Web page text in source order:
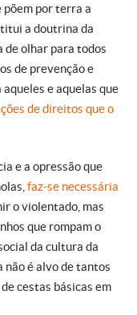
põem por terra a
a doutrina da
de olhar para todos
de prevenção e
e aquelas que
de direitos que o
e a opressão que
faz-se necessária
o violentado, mas
que rompam o
da cultura da
não é alvo de tantos
cestas básicas em